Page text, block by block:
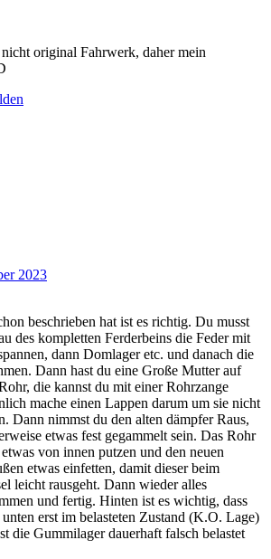
nicht original Fahrwerk, daher mein
2023
beschrieben hat ist es richtig. Du musst
des kompletten Ferderbeins die Feder mit
dann Domlager etc. und danach die
Dann hast du eine Große Mutter auf
die kannst du mit einer Rohrzange
mache einen Lappen darum um sie nicht
Dann nimmst du den alten dämpfer Raus,
etwas fest gegammelt sein. Das Rohr
von innen putzen und den neuen
etwas einfetten, damit dieser beim
leicht rausgeht. Dann wieder alles
und fertig. Hinten ist es wichtig, dass
erst im belasteten Zustand (K.O. Lage)
die Gummilager dauerhaft falsch belastet